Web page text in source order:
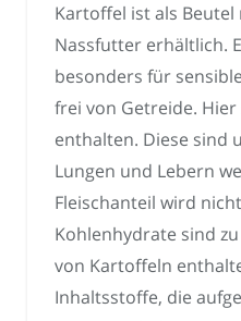
Kartoffel ist als Beutel
Nassfutter erhältlich.
besonders für
frei von Getreide.
enthalten. Diese sind
Lungen und Lebern
Fleischanteil wird
Kohlenhydrate sind
von Kartoffeln
Inhaltsstoffe, die